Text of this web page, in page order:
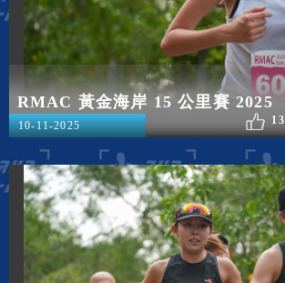
RMAC 黃金海岸 15 公里賽 2025
13
10-11-2025